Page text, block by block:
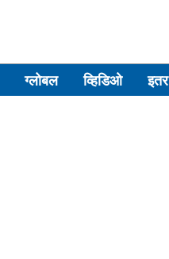
ग्लोबल व्हिडिओ इतर